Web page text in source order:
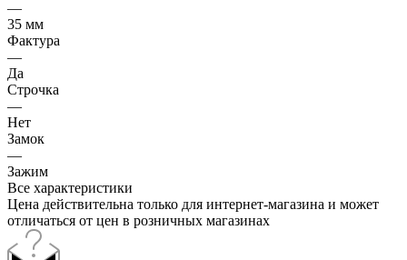
—
35 мм
Фактура
—
Да
Строчка
—
Нет
Замок
—
Зажим
Все характеристики
Цена действительна только для интернет-магазина и может
отличаться от цен в розничных магазинах